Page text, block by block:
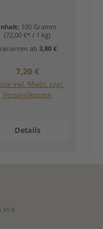
100 Gramm
(72,00 €* / 1 kg)
ab 3,80 €
Regulärer Preis:
7,20 €
inkl. MwSt. zzgl.
Versandkosten
Details
35 €